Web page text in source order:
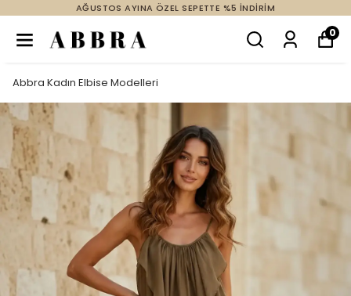
AĞUSTOS AYINA ÖZEL SEPETTE %5 İNDİRİM
0
Abbra Kadın Elbise Modelleri